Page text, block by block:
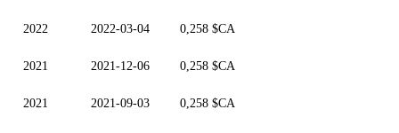
2022 2022-03-04 0,258 $CA
2021 2021-12-06 0,258 $CA
2021 2021-09-03 0,258 $CA